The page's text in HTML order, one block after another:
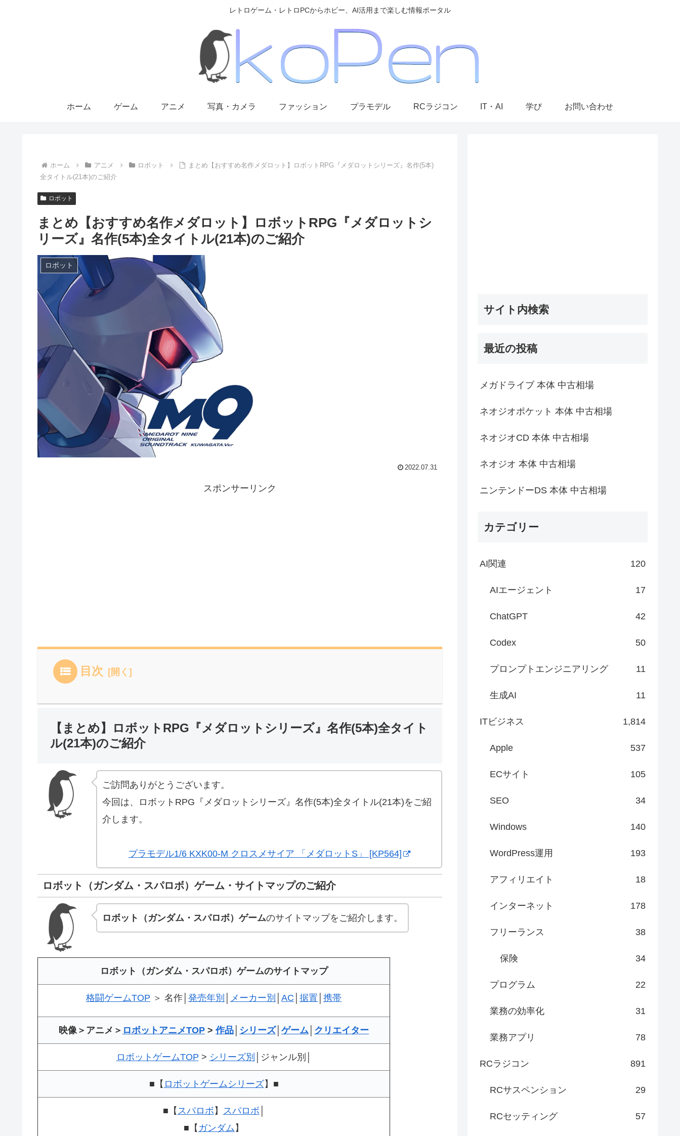
レトロゲーム・レトロPCからホビー、AI活用まで楽しむ情報ポータル
ホーム ゲーム アニメ 写真・カメラ ファッション プラモデル RCラジコン IT・AI 学び お問い合わせ
ホーム アニメ ロボット
まとめ【おすすめ名作メダロット】ロボットRPG『メダロットシリーズ』名作(5本)
全タイトル(21本)のご紹介
ロボット
まとめ【おすすめ名作メダロット】ロボットRPG『メダロットシ
リーズ』名作(5本)全タイトル(21本)のご紹介
ロボット
2022.07.31
スポンサーリンク
目次
【まとめ】ロボットRPG『メダロットシリーズ』名作(5本)全タイト
ル(21本)のご紹介
ご訪問ありがとうございます。
今回は、ロボットRPG『メダロットシリーズ』名作(5本)全タイトル(21本)をご紹
介します。
プラモデル1/6 KXK00-M クロスメサイア 「メダロットS」 [KP564]
ロボット（ガンダム・スパロボ）ゲーム・サイトマップのご紹介
ロボット（ガンダム・スパロボ）ゲームのサイトマップをご紹介します。
ロボット（ガンダム・スパロボ）ゲームのサイトマップ
格闘ゲームTOP ＞ 名作│ 発売年別 メーカー別 AC 据置 携帯
映像＞アニメ＞ ロボットアニメTOP >作品 シリーズ│ ゲーム クリエイター
ロボットゲームTOP > シリーズ別 │ジャンル別│
■【 ロボットゲームシリーズ】■
■【 スパロボ 】 スパロボ
■【 ガンダム 】
サイト内検索
最近の投稿
メガドライブ 本体 中古相場
ネオジオポケット 本体 中古相場
ネオジオCD 本体 中古相場
ネオジオ 本体 中古相場
ニンテンドーDS 本体 中古相場
カテゴリー
AI関連 120
AIエージェント 17
ChatGPT 42
Codex 50
プロンプトエンジニアリング 11
生成AI 11
ITビジネス 1,814
Apple 537
ECサイト 105
SEO 34
Windows 140
WordPress運用 193
アフィリエイト 18
インターネット 178
フリーランス 38
保険 34
プログラム 22
業務の効率化 31
業務アプリ 78
RCラジコン 891
RCサスペンション 29
RCセッティング 57